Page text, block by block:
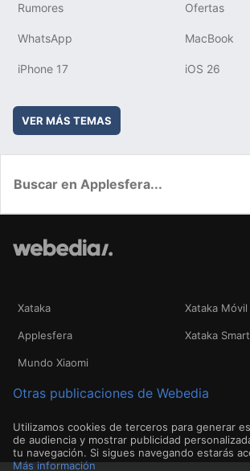
Rumores Ofertas
WhatsApp MacBook
iPhone 17 iOS 26
VER MÁS TEMAS
Xataka Xataka Móvil
Applesfera Xataka
Mundo Xiaomi
Otras publicaciones de Webedia
Utilizamos cookies de terceros para generar
de audiencia y mostrar publicidad
tu navegación. Si sigues navegando estarás
Más información